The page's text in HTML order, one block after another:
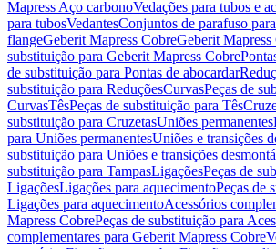
Mapress Aço carbonoVedações para tubos e
para tubosVedantesConjuntos de parafuso
flangeGeberit Mapress CobreGeberit Mapress
substituição para Geberit Mapress Cobre
de substituição para Pontas de abocardar
substituição para ReduçõesCurvasPeças de
CurvasTêsPeças de substituição para Tês
substituição para CruzetasUniões permanentes
para Uniões permanentesUniões e transições
substituição para Uniões e transições
substituição para TampasLigaçõesPeças de
LigaçõesLigações para aquecimentoPeças de
Ligações para aquecimentoAcessórios
Mapress CobrePeças de substituição para
complementares para Geberit Mapress Cobre